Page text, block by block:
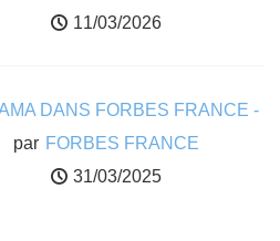
11/03/2026
DANS FORBES FRANCE -
DE WILLY LIONEL
par FORBES FRANCE
31/03/2025